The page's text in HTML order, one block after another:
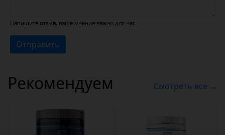
Напишите отзыв, ваше мнение важно для нас.
Отправить
Рекомендуем Смотреть все →